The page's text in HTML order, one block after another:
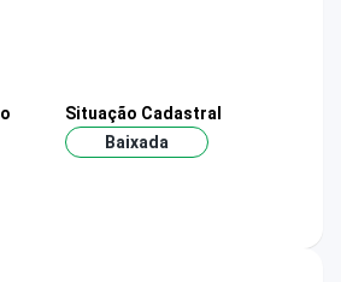
Situação Cadastral
Baixada